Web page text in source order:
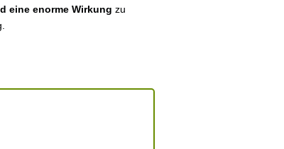
eine enorme Wirkung zu